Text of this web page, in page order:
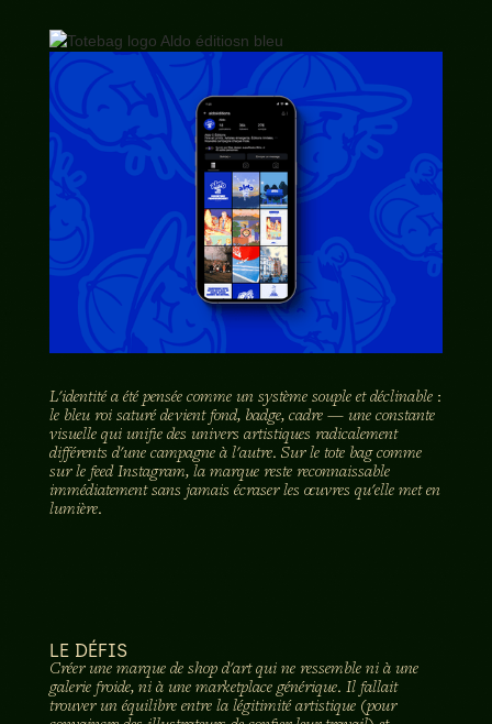
L'identité a été pensée comme un système souple et déclinable :
le bleu roi saturé devient fond, badge, cadre — une constante
visuelle qui unifie des univers artistiques radicalement
différents d'une campagne à l'autre. Sur le tote bag comme
sur le feed Instagram, la marque reste reconnaissable
immédiatement sans jamais écraser les œuvres qu'elle met en
lumière.
LE DÉFIS
Créer une marque de shop d'art qui ne ressemble ni à une
galerie froide, ni à une marketplace générique. Il fallait
trouver un équilibre entre la légitimité artistique (pour